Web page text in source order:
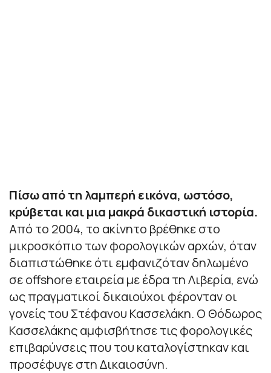
Πίσω από τη λαμπερή εικόνα, ωστόσο,
κρύβεται και μια μακρά δικαστική ιστορία.
Από το 2004, το ακίνητο βρέθηκε στο
μικροσκόπιο των φορολογικών αρχών, όταν
διαπιστώθηκε ότι εμφανιζόταν δηλωμένο
σε offshore εταιρεία με έδρα τη Λιβερία, ενώ
ως πραγματικοί δικαιούχοι φέρονταν οι
γονείς του Στέφανου Κασσελάκη. Ο Θόδωρος
Κασσελάκης αμφισβήτησε τις φορολογικές
επιβαρύνσεις που του καταλογίστηκαν και
προσέφυγε στη Δικαιοσύνη.